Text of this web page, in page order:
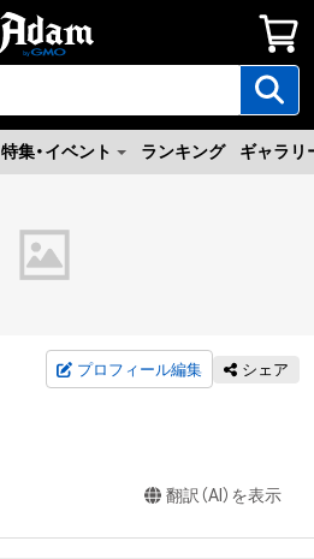
特集・イベント ランキング ギャラリ
プロフィール編集 シェア
翻訳（AI）を表示